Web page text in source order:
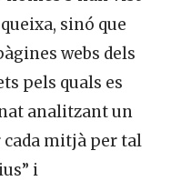
sinó que
webs dels
pels quals es
analitzant un
mitjà per tal
i